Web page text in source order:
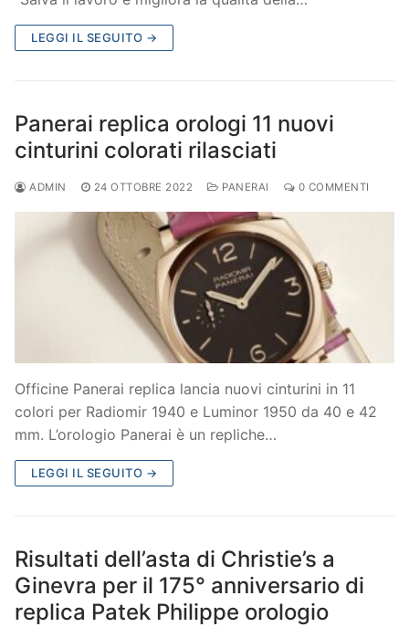
LEGGI IL SEGUITO →
Panerai replica orologi 11 nuovi
cinturini colorati rilasciati
ADMIN 24 OTTOBRE 2022 PANERAI 0 COMMENTI
Officine Panerai replica lancia nuovi cinturini in 11
colori per Radiomir 1940 e Luminor 1950 da 40 e 42
mm. L’orologio Panerai è un repliche…
LEGGI IL SEGUITO →
Risultati dell’asta di Christie’s a
Ginevra per il 175° anniversario di
replica Patek Philippe orologio